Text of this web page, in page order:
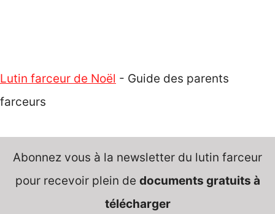
Lutin farceur de Noël - Guide des parents
farceurs
Abonnez vous à la newsletter du lutin farceur
pour recevoir plein de documents gratuits à
télécharger